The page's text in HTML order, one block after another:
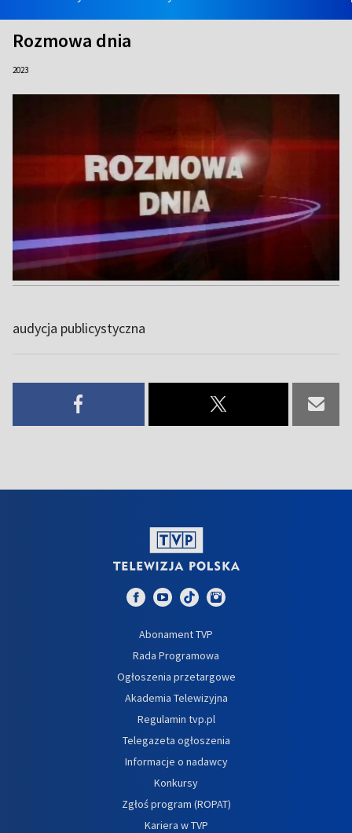
Rozmowa dnia
2023
audycja publicystyczna
Abonament TVP
Rada Programowa
Ogłoszenia przetargowe
Akademia Telewizyjna
Regulamin tvp.pl
Telegazeta ogłoszenia
Informacje o nadawcy
Konkursy
Zgłoś program (ROPAT)
Kariera w TVP